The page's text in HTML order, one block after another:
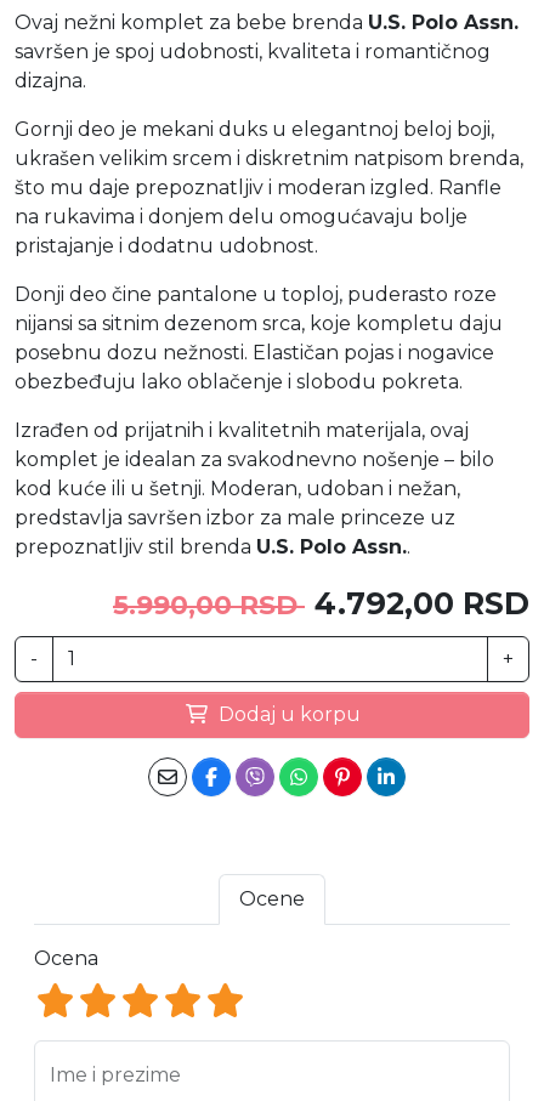
Ovaj nežni komplet za bebe brenda U.S. Polo Assn.
savršen je spoj udobnosti, kvaliteta i romantičnog
dizajna.
Gornji deo je mekani duks u elegantnoj beloj boji,
ukrašen velikim srcem i diskretnim natpisom brenda,
što mu daje prepoznatljiv i moderan izgled. Ranfle
na rukavima i donjem delu omogućavaju bolje
pristajanje i dodatnu udobnost.
Donji deo čine pantalone u toploj, puderasto roze
nijansi sa sitnim dezenom srca, koje kompletu daju
posebnu dozu nežnosti. Elastičan pojas i nogavice
obezbeđuju lako oblačenje i slobodu pokreta.
Izrađen od prijatnih i kvalitetnih materijala, ovaj
komplet je idealan za svakodnevno nošenje – bilo
kod kuće ili u šetnji. Moderan, udoban i nežan,
predstavlja savršen izbor za male princeze uz
prepoznatljiv stil brenda U.S. Polo Assn..
5.990,00 RSD 4.792,00 RSD
- +
Dodaj u korpu
Ocene
Ocena
Ocena 5
Ocena 4
Ocena 3
Ocena 2
Ocena 1
Ime i prezime